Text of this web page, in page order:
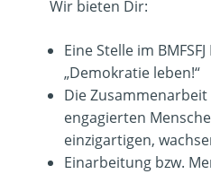
Wir bieten Dir:
Eine Stelle im
„Demokratie leben!“
Die
engagierten
einzigartigen,
Einarbeitung bzw.